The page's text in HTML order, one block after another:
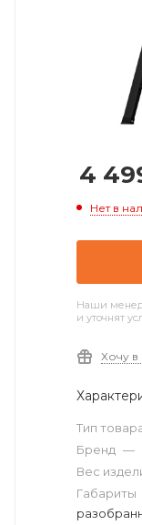
4
Нет в
Наши
и уточнят
Хочу
Тип
Бренд —
Вес
Габариты